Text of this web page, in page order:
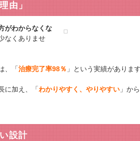
由」
がわからなくな
なくありませ
、「治療完了率98％ 」という実績があります
に加え、「わかりやすく、やりやすい 」か
設計